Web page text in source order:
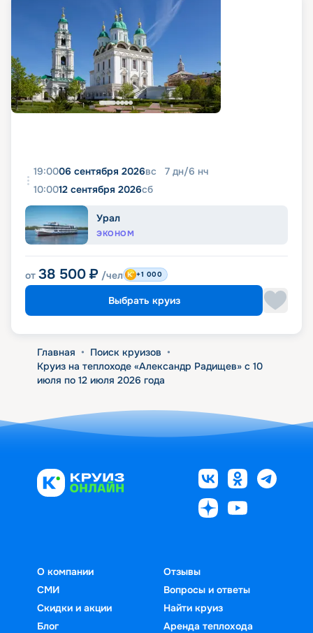
19:0006 сентября 2026вс 7 дн/6 нч
10:0012 сентября 2026сб
Урал
ЭКОНОМ
от 38 500 ₽ /чел +1 000
Выбрать круиз
Главная • Поиск круизов •
Круиз на теплоходе «Александр Радищев» с 10
июля по 12 июля 2026 года
О компании
СМИ
Скидки и акции
Блог
Отзывы
Вопросы и ответы
Найти круиз
Аренда теплохода